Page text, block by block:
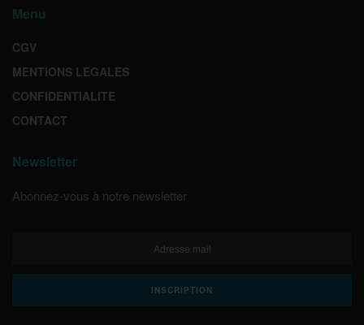
Menu
CGV
MENTIONS LEGALES
CONFIDENTIALITE
CONTACT
Newsletter
Abonnez-vous à notre newsletter